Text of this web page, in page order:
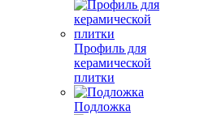
Профиль для
керамической
плитки
Подложка